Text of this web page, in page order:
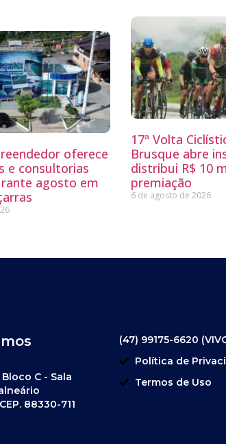
oferece
e consultorias
agosto em
17ª Volta
Brusque abre
distribui R$ 10
premiação
6 de agosto de 2026
Bloco C - Sala
88330-711
(47) 99175-6620
Política de
Termos de Uso